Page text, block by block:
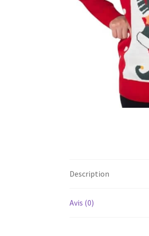
Description
Avis (0)